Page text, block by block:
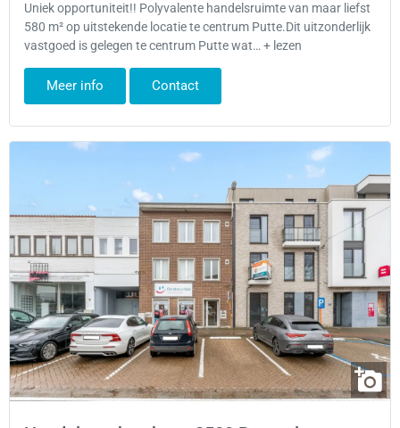
Uniek opportuniteit!! Polyvalente handelsruimte van maar liefst
580 m² op uitstekende locatie te centrum Putte.Dit uitzonderlijk
vastgoed is gelegen te centrum Putte wat… + lezen
Meer info Contact